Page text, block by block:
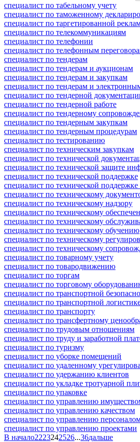
специалист по табельному учету
специалист по таможенному
специалист по таргетированной
специалист по телекоммуникациям
специалист по телефонии
специалист по телефонным
специалист по тендерам
специалист по тендерам и аукционам
специалист по тендерам и закупкам
специалист по тендерам и
специалист по тендерной
специалист по тендерной работе
специалист по тендерному
специалист по тендерным закупкам
специалист по тендерным процедурам
специалист по тестированию
специалист по техническим закупкам
специалист по технической
специалист по технической защите
специалист по технической поддержке
специалист по технической
специалист по техническому
специалист по техническому надзору
специалист по техническому
специалист по техническому
специалист по техническому обучению
специалист по техническому
специалист по техническому
специалист по товарному учету
специалист по товародвижению
специалист по торгам
специалист по торговому
специалист по транспортной
специалист по транспортной
специалист по транспорту
специалист по трансфертному
специалист по трудовым отношениям
специалист по труду и заработной
специалист по туризму
специалист по уборке помещений
специалист по удаленному
специалист по удержанию клиентов
специалист по укладке тротуарной
специалист по упаковке
специалист по управлению
специалист по управлению качеством
специалист по управлению
специалист по управлению проектами
В начало2223242526...36дальше